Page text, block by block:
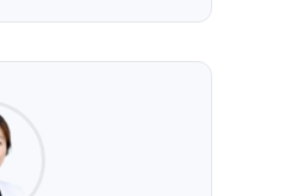
gastro-intestinale.